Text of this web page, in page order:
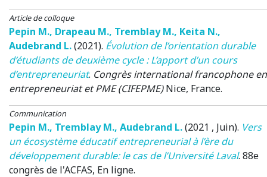
Article de colloque
Pepin M., Drapeau M., Tremblay M., Keita N.,
Audebrand L.(2021). Évolution de l’orientation durable
d’étudiants de deuxième cycle : L’apport d’un cours
d’entrepreneuriat. Congrès international francophone en
entrepreneuriat et PME (CIFEPME) Nice, France.
Communication
Pepin M., Tremblay M., Audebrand L.(2021 , Juin). Vers
un écosystème éducatif entrepreneurial à l’ère du
développement durable: le cas de l’Université Laval. 88e
congrès de l'ACFAS, En ligne.